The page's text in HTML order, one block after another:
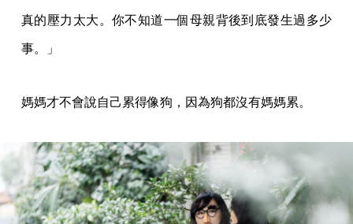
真的壓力太大。你不知道一個母親背後到底發生過多少
事。」
媽媽才不會說自己累得像狗，因為狗都沒有媽媽累。